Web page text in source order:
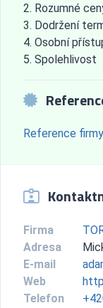
Rozumné
Dodržení
Osobní
Spolehlivost
Reference firmy
Firma
Adresa
E-mail
Web
Telefon